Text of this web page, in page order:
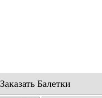
Заказать Балетки